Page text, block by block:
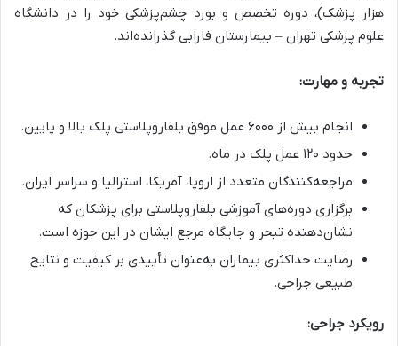
هزار پزشک)، دوره تخصص و بورد چشم‌پزشکی خود را در دانشگاه
علوم پزشکی تهران – بیمارستان فارابی گذرانده‌اند.
تجربه و مهارت:
انجام بیش از ۶۰۰۰ عمل موفق بلفاروپلاستی پلک بالا و پایین.
حدود ۱۲۰ عمل پلک در ماه.
مراجعه‌کنندگان متعدد از اروپا، آمریکا، استرالیا و سراسر ایران.
برگزاری دوره‌های آموزشی بلفاروپلاستی برای پزشکان که
نشان‌دهنده تبحر و جایگاه مرجع ایشان در این حوزه است.
رضایت حداکثری بیماران به‌عنوان تأییدی بر کیفیت و نتایج
طبیعی جراحی.
رویکرد جراحی: